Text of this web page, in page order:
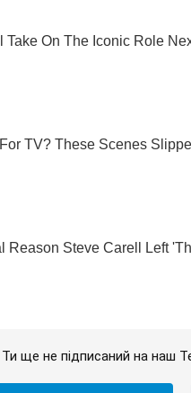
Ти ще не підписаний на наш